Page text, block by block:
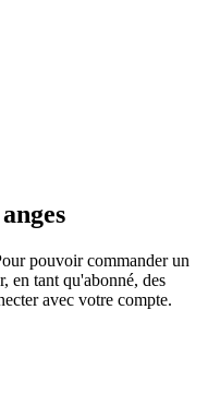
pouvoir commander un
en tant qu'abonné, des
avec votre compte.